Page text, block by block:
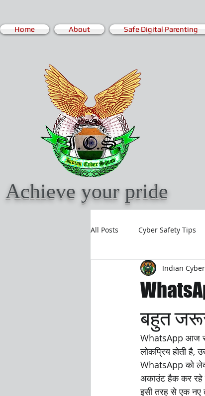
Home About Safe Digital Parenting
Achieve your pride
All Posts Cyber Safety Tips
Safe Digital Parenting
बहुत
Indian
WhatsApp आज
लोकप्रिय होती है,
WhatsApp को
अकाउंट हैक कर रहे
इसी तरह से एक